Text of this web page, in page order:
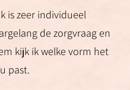
is zeer individueel
de zorgvraag en
kijk ik welke vorm het
past.